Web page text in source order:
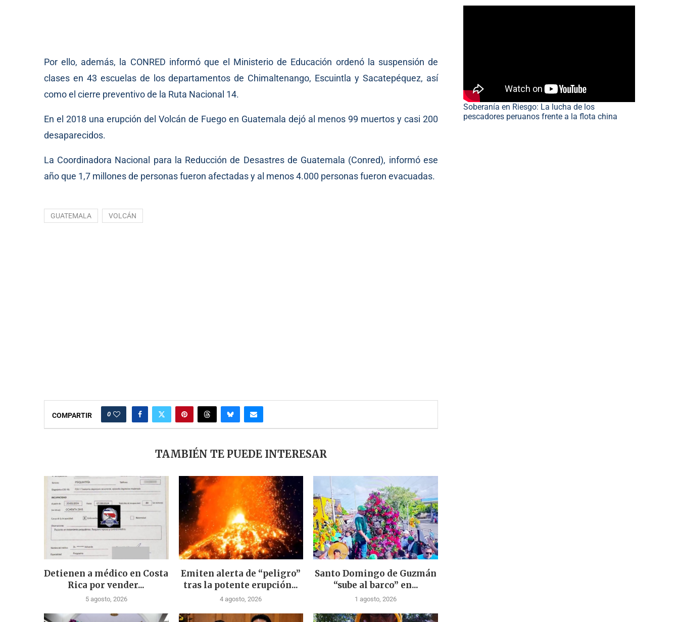
Por ello, además, la CONRED informó que el Ministerio de Educación ordenó la suspensión de
clases en 43 escuelas de los departamentos de Chimaltenango, Escuintla y Sacatepéquez, así
como el cierre preventivo de la Ruta Nacional 14.
En el 2018 una erupción del Volcán de Fuego en Guatemala dejó al menos 99 muertos y casi 200
desaparecidos.
La Coordinadora Nacional para la Reducción de Desastres de Guatemala (Conred), informó ese
año que 1,7 millones de personas fueron afectadas y al menos 4.000 personas fueron evacuadas.
GUATEMALA VOLCÁN
COMPARTIR 0
TAMBIÉN TE PUEDE INTERESAR
Detienen a médico en Costa
Rica por vender...
5 agosto, 2026
Emiten alerta de “peligro”
tras la potente erupción...
4 agosto, 2026
Santo Domingo de Guzmán
“sube al barco” en...
1 agosto, 2026
Soberanía en Riesgo: La lucha de los
pescadores peruanos frente a la flota china